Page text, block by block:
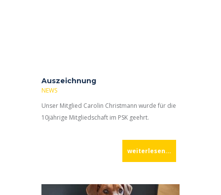
Auszeichnung
NEWS
Unser Mitglied Carolin Christmann wurde für die
10jährige Mitgliedschaft im PSK geehrt.
weiterlesen...